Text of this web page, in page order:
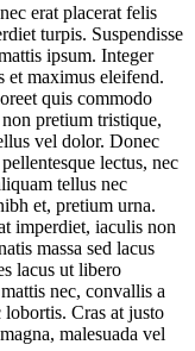
erat placerat felis
turpis. Suspendisse
ipsum. Integer
et maximus eleifend.
quis commodo
pretium tristique,
vel dolor. Donec
lectus, nec
tellus nec
et, pretium urna.
imperdiet, iaculis non
massa sed lacus
lacus ut libero
nec, convallis a
Cras at justo
malesuada vel